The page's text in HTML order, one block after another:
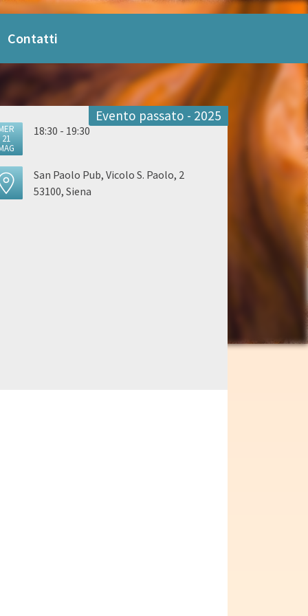
Contatti
Evento passato - 2025
21
18:30 - 19:30
San Paolo Pub, Vicolo S. Paolo, 2
53100, Siena